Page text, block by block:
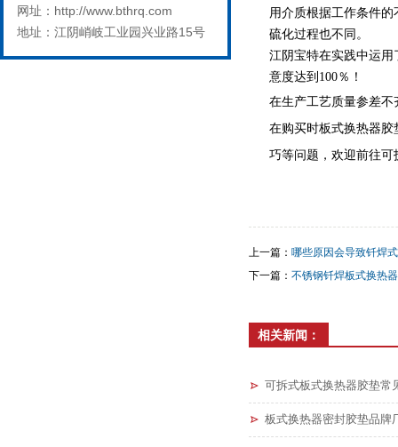
网址：http://www.bthrq.com
地址：江阴峭岐工业园兴业路15号
用介质根据工作条件
硫化过程也不同。
江阴宝特在实践中运
意度达到100％！
在生产工艺质量参差
在购买时板式换热器
巧等问题，欢迎前往
上一篇： 哪些原因会导致钎焊
下一篇： 不锈钢钎焊板式换热
相关新闻：
可拆式板式换热器胶垫常
板式换热器密封胶垫品牌